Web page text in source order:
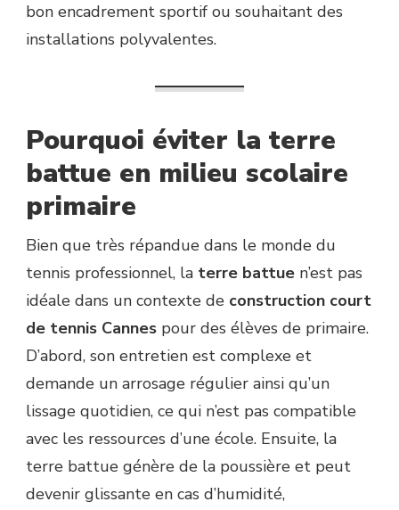
bon encadrement sportif ou souhaitant des
installations polyvalentes.
Pourquoi éviter la terre
battue en milieu scolaire
primaire
Bien que très répandue dans le monde du
tennis professionnel, la terre battue n’est pas
idéale dans un contexte de construction court
de tennis Cannes pour des élèves de primaire.
D’abord, son entretien est complexe et
demande un arrosage régulier ainsi qu’un
lissage quotidien, ce qui n’est pas compatible
avec les ressources d’une école. Ensuite, la
terre battue génère de la poussière et peut
devenir glissante en cas d’humidité,